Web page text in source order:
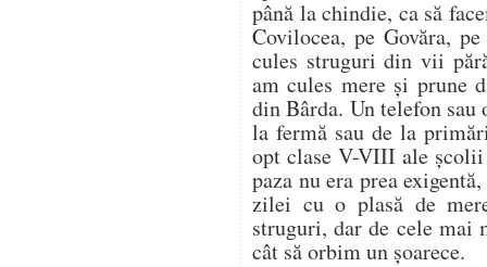
până la chindie, ca să
Covilocea, pe Govăra,
cules struguri din vii
am cules mere și prune
din Bârda. Un telefon sau
la fermă sau de la
opt clase V-VIII ale școlii
paza nu era prea
zilei cu o plasă de
struguri, dar de cele mai
cât să orbim un șoarece.